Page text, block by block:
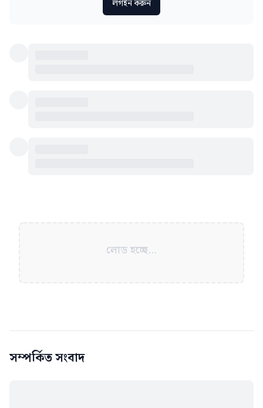
লগইন করুন
লোড হচ্ছে...
সম্পর্কিত সংবাদ